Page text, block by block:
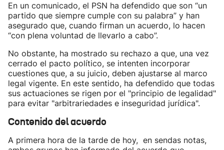
En un comunicado, el PSN ha defendido que son “un
partido que siempre cumple con su palabra” y han
asegurado que, cuando firman un acuerdo, lo hacen
“con plena voluntad de llevarlo a cabo”.
No obstante, ha mostrado su rechazo a que, una vez
cerrado el pacto político, se intenten incorporar
cuestiones que, a su juicio, deben ajustarse al marco
legal vigente. En este sentido, ha defendido que todas
sus actuaciones se rigen por el "principio de legalidad"
para evitar "arbitrariedades e inseguridad jurídica".
Contenido del acuerdo
A primera hora de la tarde de hoy, en sendas notas,